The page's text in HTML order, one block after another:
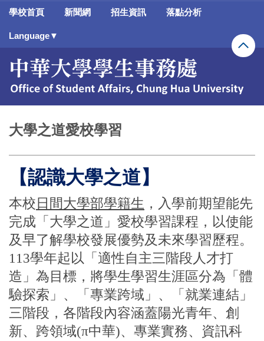
跳
主
容
區
學校首頁 新聞網 招生資訊 落點分析
Language▼
大學之道愛校學習
【認識大學之道】
本校 日間大學部學籍生 ，入學前期望能先
完成「 大學之道」愛校學習課程 ，以使能
及早了解學校發展優勢及未來學習歷程。
113學年起以「適性自主三階段人才打
造」為目標，將學生學習生涯區分為「體
驗探索」、「專業跨域」、「就業連結」
三階段，各階段內容涵蓋陽光青年、創
新、跨領域(π中華)、專業實務、資訊科